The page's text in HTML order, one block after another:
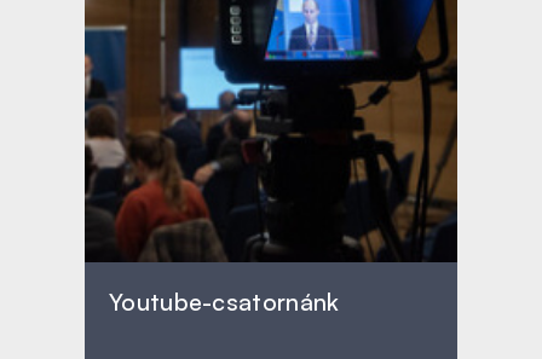
Youtube-csatornánk